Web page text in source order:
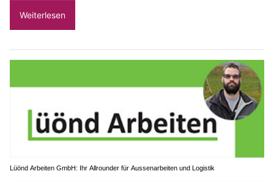
Weiterlesen
Lüönd Arbeiten GmbH: Ihr Allrounder für Aussenarbeiten und Logistik